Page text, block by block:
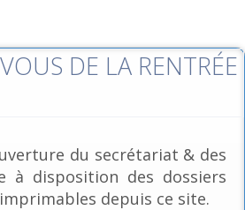
DE LA RENTRÉE
du secrétariat & des
à disposition des dossiers
depuis ce site.